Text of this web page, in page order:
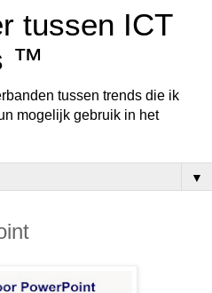
tussen ICT
™
tussen trends die ik
mogelijk gebruik in het
▼